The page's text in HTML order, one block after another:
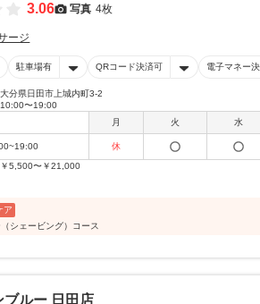
3.06 写真 4枚
ージ
駐車場有 QRコード決済可 電子マネー
大分県日田市上城内町3-2
10:00〜19:00
月
火 水
休
￥5,500〜￥21,000
ア
シェービング）コース
ブルー 日田店